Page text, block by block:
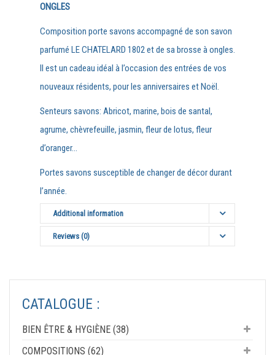
ONGLES
Composition porte savons accompagné de son savon
parfumé LE CHATELARD 1802 et de sa brosse à ongles.
Il est un cadeau idéal à l’occasion des entrées de vos
nouveaux résidents, pour les anniversaires et Noël.
Senteurs savons: Abricot, marine, bois de santal,
agrume, chèvrefeuille, jasmin, fleur de lotus, fleur
d’oranger…
Portes savons susceptible de changer de décor durant
l’année.
Additional information
Reviews (0)
CATALOGUE :
BIEN ÊTRE & HYGIÈNE (38)
COMPOSITIONS (62)